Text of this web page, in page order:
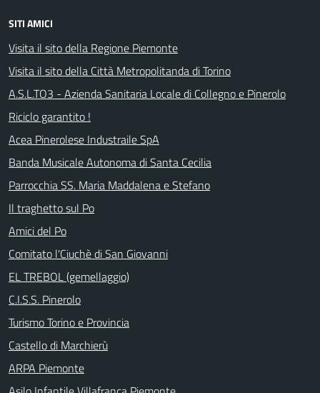
SITI AMICI
Visita il sito della Regione Piemonte
Visita il sito della Città Metropolitanda di Torino
A.S.L.TO3 - Azienda Sanitaria Locale di Collegno e Pinerolo
Riciclo garantito !
Acea Pinerolese Industraile SpA
Banda Musicale Autonoma di Santa Cecilia
Parrocchia SS. Maria Maddalena e Stefano
Il traghetto sul Po
Amici del Po
Comitato l'Ciuchè di San Giovanni
EL TREBOL (gemellaggio)
C.I.S.S. Pinerolo
Turismo Torino e Provincia
Castello di Marchierù
ARPA Piemonte